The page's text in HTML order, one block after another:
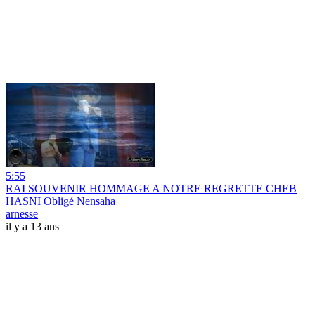
5:55
RAI SOUVENIR HOMMAGE A NOTRE REGRETTE CHEB
HASNI Obligé Nensaha
arnesse
il y a 13 ans